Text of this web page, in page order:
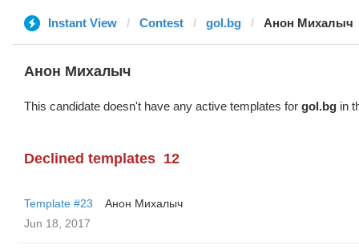
Instant View Contest gol.bg Анон Михалыч
Анон Михалыч
This candidate doesn't have any active templates for gol.bg in
Declined templates 12
Template #23
Анон Михалыч
Jun 18, 2017